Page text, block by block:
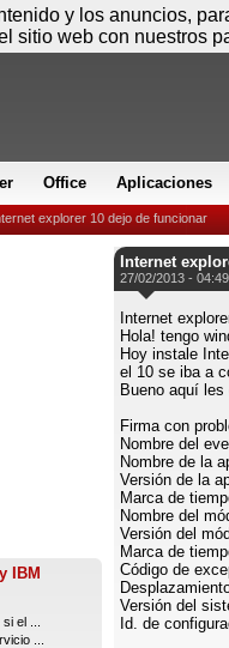
Office Aplicaciones
explorer 10 dejo de funcionar
IBM
el ...
...
Internet
27/02/2013 -
Internet
Hola! tengo
Hoy instale
el 10 se iba a
Bueno aquí
Firma con
Nombre del
Nombre de la
Versión de la
Marca de
Nombre del
Versión del
Marca de
Código de
Versión del
Id. de
y los anuncios,
sitio web con nuestros